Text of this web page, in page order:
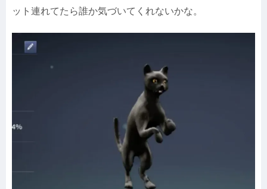
ット連れてたら誰か気づいてくれないかな。